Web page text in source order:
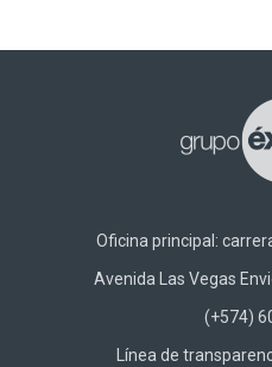
Oficina principal:
Avenida Las Vegas
(+574)
Línea de